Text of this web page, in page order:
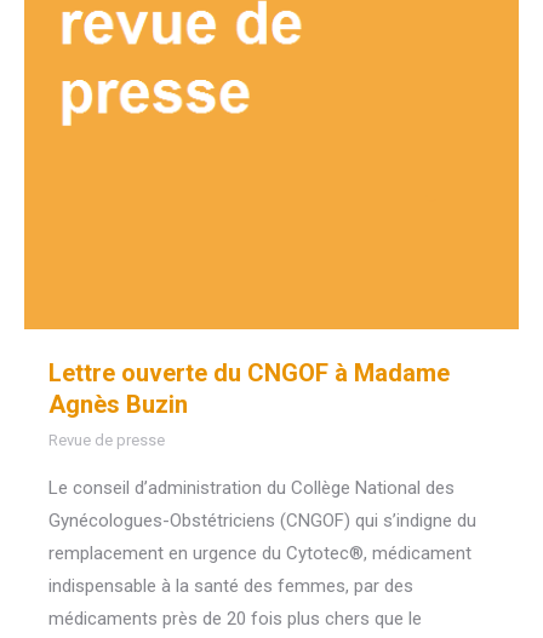
Lettre ouverte du CNGOF à Madame
Agnès Buzin
Revue de presse
Le conseil d’administration du Collège National des
Gynécologues-Obstétriciens (CNGOF) qui s’indigne du
remplacement en urgence du Cytotec®, médicament
indispensable à la santé des femmes, par des
médicaments près de 20 fois plus chers que le